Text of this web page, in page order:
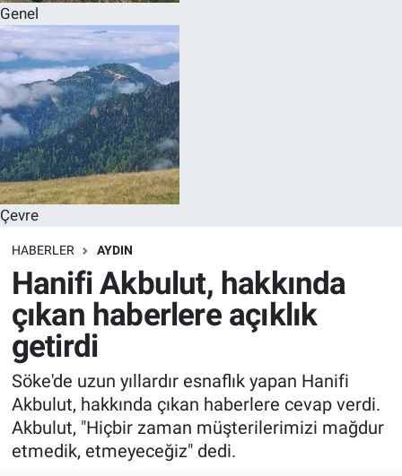
Genel
Çevre
HABERLER AYDIN
Hanifi Akbulut, hakkında
çıkan haberlere açıklık
getirdi
Söke'de uzun yıllardır esnaflık yapan Hanifi
Akbulut, hakkında çıkan haberlere cevap verdi.
Akbulut, "Hiçbir zaman müşterilerimizi mağdur
etmedik, etmeyeceğiz" dedi.